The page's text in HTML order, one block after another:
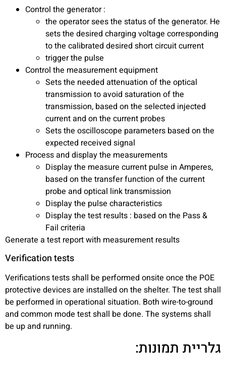
Control the generator :
the operator sees the status of the generator. He
sets the desired charging voltage corresponding
to the calibrated desired short circuit current
trigger the pulse
Control the measurement equipment
Sets the needed attenuation of the optical
transmission to avoid saturation of the
transmission, based on the selected injected
current and on the current probes
Sets the oscilloscope parameters based on the
expected received signal
Process and display the measurements
Display the measure current pulse in Amperes,
based on the transfer function of the current
probe and optical link transmission
Display the pulse characteristics
Display the test results : based on the Pass &
Fail criteria
Generate a test report with measurement results
Verification tests
Verifications tests shall be performed onsite once the POE
protective devices are installed on the shelter. The test shall
be performed in operational situation. Both wire-to-ground
and common mode test shall be done. The systems shall
be up and running.
גלריית תמונות: